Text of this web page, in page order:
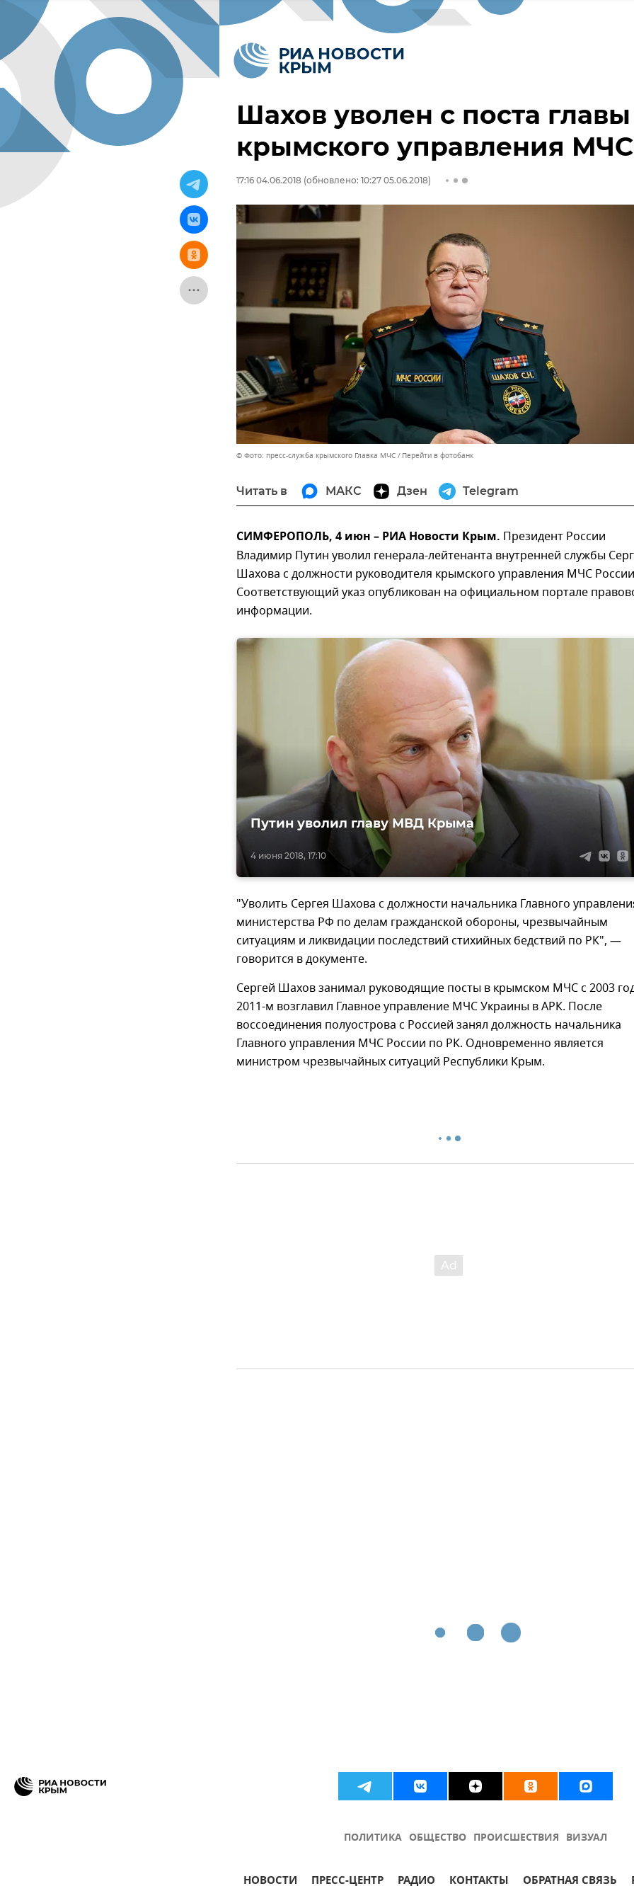
Шахов уволен с поста главы
крымского управления МЧС
17:16 04.06.2018 (обновлено: 10:27 05.06.2018)
© Фото: пресс-служба крымского Главка МЧС Перейти в фотобанк
Читать в МАКС Дзен Telegram
СИМФЕРОПОЛЬ, 4 июн – РИА Новости Крым. Президент России
Владимир Путин уволил генерала-лейтенанта внутренней службы
Шахова с должности руководителя крымского управления МЧС
Соответствующий указ опубликован на официальном портале
информации.
4 июня 2018, 17:10
Путин уволил главу МВД Крыма
"Уволить Сергея Шахова с должности начальника Главного
министерства РФ по делам гражданской обороны, чрезвычайным
ситуациям и ликвидации последствий стихийных бедствий по РК", —
говорится в документе.
Сергей Шахов занимал руководящие посты в крымском МЧС с 2003
2011-м возглавил Главное управление МЧС Украины в АРК. После
воссоединения полуострова с Россией занял должность начальника
Главного управления МЧС России по РК. Одновременно является
министром чрезвычайных ситуаций Республики Крым.
ПОЛИТИКА ОБЩЕСТВО ПРОИСШЕСТВИЯ ВИЗУАЛ
НОВОСТИ ПРЕСС-ЦЕНТР РАДИО КОНТАКТЫ ОБРАТНАЯ СВЯЗЬ